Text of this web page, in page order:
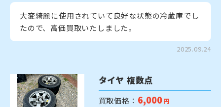
大変綺麗に使用されていて良好な状態の冷蔵庫でし
たので、高価買取いたしました。
2025.09.24
タイヤ 複数点
買取価格： 6,000 円